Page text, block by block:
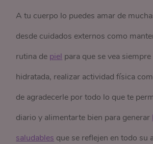
A tu cuerpo lo puedes amar de
desde cuidados externos como
rutina de piel para que se vea
hidratada, realizar actividad física
de agradecerle por todo lo que te
diario y alimentarte bien para generar
saludables que se reflejen en todo su